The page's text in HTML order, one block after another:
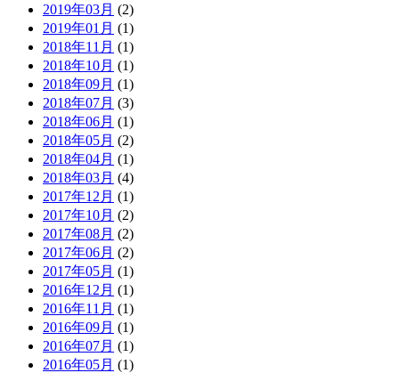
2019年03月 (2)
2019年01月 (1)
2018年11月 (1)
2018年10月 (1)
2018年09月 (1)
2018年07月 (3)
2018年06月 (1)
2018年05月 (2)
2018年04月 (1)
2018年03月 (4)
2017年12月 (1)
2017年10月 (2)
2017年08月 (2)
2017年06月 (2)
2017年05月 (1)
2016年12月 (1)
2016年11月 (1)
2016年09月 (1)
2016年07月 (1)
2016年05月 (1)